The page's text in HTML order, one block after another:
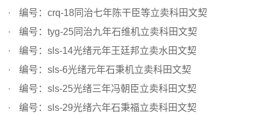
编号：crq-18同治七年陈干臣等立卖科田文契
编号：tyg-25同治九年石维机立卖科田文契
编号：sls-14光绪元年王廷邦立卖水田文契
编号：sls-6光绪元年石秉机立卖科田文契
编号：sls-25光绪三年冯朝臣立卖科田文契
编号：sls-29光绪六年石秉福立卖科田文契